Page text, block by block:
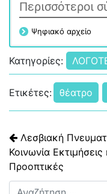
Περισσότεροι
Ψηφιακό αρχείο
Κατηγορίες:
Ετικέτες: θέατρο
Λεσβιακή
Κοινωνία Εκτιμήσεις
Προοπτικές
Αναζήτηση για: